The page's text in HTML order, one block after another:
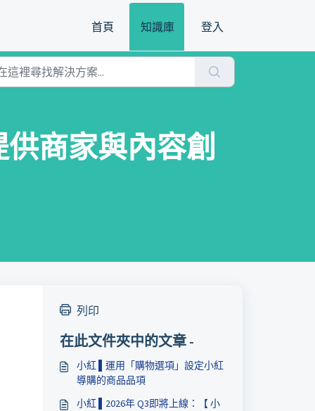
首頁 知識庫 登入
商家與內容創
列印
在此文件夾中的文章 -
小紅 ▌運用「購物選項」設定小紅
導購的商品品項
小紅 ▌2026年 Q3即將上線：【 小